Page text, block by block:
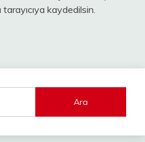
kaydedilsin.
Ara